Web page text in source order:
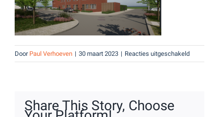
Door Paul Verhoeven | 30 maart 2023 | Reacties uitgeschakeldvoor
Image6
Share This Story, Choose